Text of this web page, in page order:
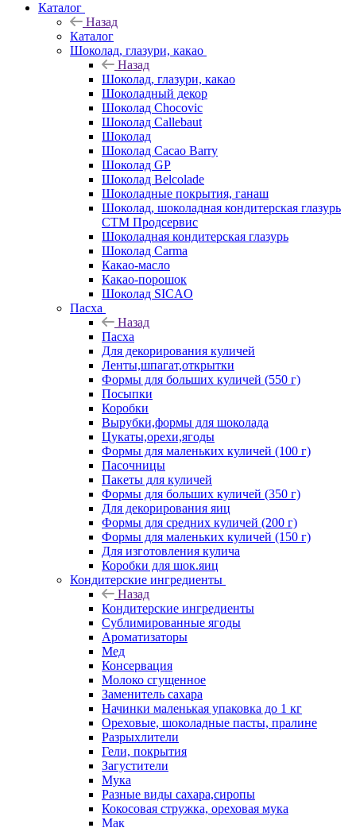
Каталог
Назад
Каталог
Шоколад, глазури, какао
Назад
Шоколад, глазури, какао
Шоколадный декор
Шоколад Chocovic
Шоколад Callebaut
Шоколад
Шоколад Cacao Barry
Шоколад GP
Шоколад Belcolade
Шоколадные покрытия, ганаш
Шоколад, шоколадная кондитерская глазурь
СТМ Продсервис
Шоколадная кондитерская глазурь
Шоколад Carma
Какао-масло
Какао-порошок
Шоколад SICAO
Пасха
Назад
Пасха
Для декорирования куличей
Ленты,шпагат,открытки
Формы для больших куличей (550 г)
Посыпки
Коробки
Вырубки,формы для шоколада
Цукаты,орехи,ягоды
Формы для маленьких куличей (100 г)
Пасочницы
Пакеты для куличей
Формы для больших куличей (350 г)
Для декорирования яиц
Формы для средних куличей (200 г)
Формы для маленьких куличей (150 г)
Для изготовления кулича
Коробки для шок.яиц
Кондитерские ингредиенты
Назад
Кондитерские ингредиенты
Сублимированные ягоды
Ароматизаторы
Мед
Консервация
Молоко сгущенное
Заменитель сахара
Начинки маленькая упаковка до 1 кг
Ореховые, шоколадные пасты, пралине
Разрыхлители
Гели, покрытия
Загустители
Мука
Разные виды сахара,сиропы
Кокосовая стружка, ореховая мука
Мак